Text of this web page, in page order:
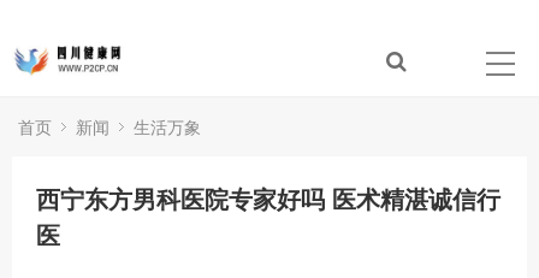
首页 新闻 生活万象
西宁东方男科医院专家好吗 医术精湛诚信行
医